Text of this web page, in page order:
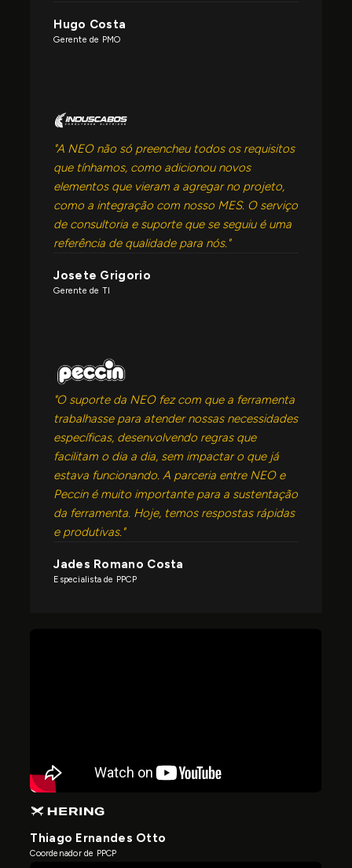
Hugo Costa
Gerente de PMO
"A NEO não só preencheu todos os requisitos
que tínhamos, como adicionou novos
elementos que vieram a agregar no projeto,
como a integração com nosso MES. O serviço
de consultoria e suporte que se seguiu é uma
referência de qualidade para nós."
Josete Grigorio
Gerente de TI
"O suporte da NEO fez com que a ferramenta
trabalhasse para atender nossas necessidades
específicas, desenvolvendo regras que
facilitam o dia a dia, sem impactar o que já
estava funcionando. A parceria entre NEO e
Peccin é muito importante para a sustentação
da ferramenta. Hoje, temos respostas rápidas
e produtivas."
Jades Romano Costa
Especialista de PPCP
Thiago Ernandes Otto
Coordenador de PPCP